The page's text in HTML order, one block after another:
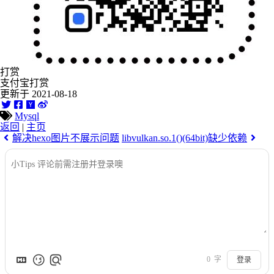
打赏
支付宝打赏
更新于 2021-08-18
Mysql
返回 | 主页
解决hexo图片不展示问题 libvulkan.so.1()(64bit)缺少依赖
0 字 登录